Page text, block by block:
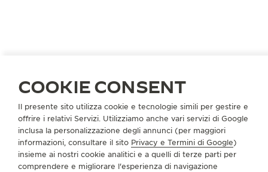
Con il passare del tempo, i legami più cari
perdurano. Nato nella Vallée de Joux nel 1931, il
Reverso è un ricordo, un omaggio all’arte del
cronometraggio. Cattura fugaci flash del passato,
ricordandoci che il ticchettio del tempo, come le
connessioni umane, non finisce mai.
COOKIE CONSENT
Il presente sito utilizza cookie e tecnologie simili per gestire e
offrire i relativi Servizi. Utilizziamo anche vari servizi di Google
inclusa la personalizzazione degli annunci (per maggiori
informazioni, consultare il sito Privacy e Termini di Google)
insieme ai nostri cookie analitici e a quelli di terze parti per
comprendere e migliorare l'esperienza di navigazione